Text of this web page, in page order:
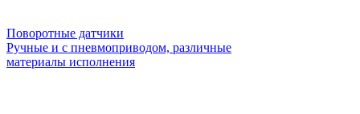
Поворотные датчики
Ручные и с пневмоприводом, различные
материалы исполнения